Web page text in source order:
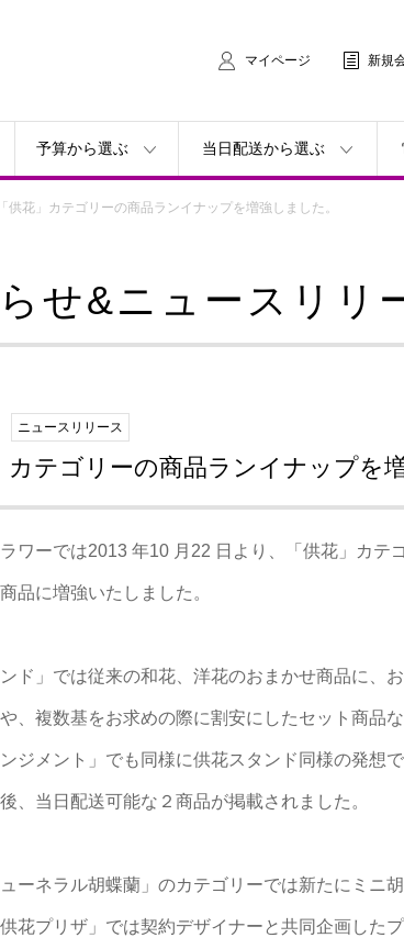
マイページ 新規
予算から選ぶ 当日配送から選ぶ
「供花」カテゴリーの商品ランイナップを増強しました。
せ&ニュースリリ
ニュースリリース
カテゴリーの商品ランイナップを
ワーでは2013 年10 月22 日より、「供花」カテ
品に増強いたしました。
ンド」では従来の和花、洋花のおまかせ商品に、
、複数基をお求めの際に割安にしたセット商品
ンジメント」でも同様に供花スタンド同様の発想
、当日配送可能な２商品が掲載されました。
ーネラル胡蝶蘭」のカテゴリーでは新たにミニ
花プリザ」では契約デザイナーと共同企画した